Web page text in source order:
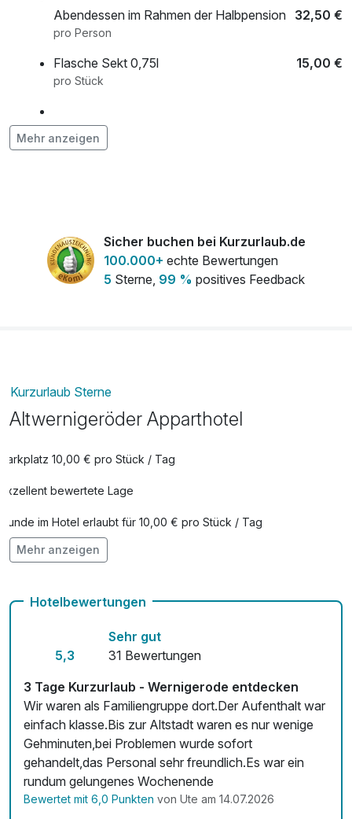
Abendessen im Rahmen der Halbpension 32,50 €
pro Person
Flasche Sekt 0,75l 15,00 €
pro Stück
Halbpension
pro Person
Mehr anzeigen
Sicher buchen bei Kurzurlaub.de
100.000+ echte Bewertungen
5 Sterne, 99 % positives Feedback
Kurzurlaub Sterne
Altwernigeröder Apparthotel
Parkplatz 10,00 € pro Stück / Tag
Exzellent bewertete Lage
Hunde im Hotel erlaubt für 10,00 € pro Stück / Tag
Kostenloses W-LAN
Mehr anzeigen
Hotelbewertungen
5,3
Sehr gut
31 Bewertungen
3 Tage Kurzurlaub - Wernigerode entdecken
Wir waren als Familiengruppe dort.Der Aufenthalt war
einfach klasse.Bis zur Altstadt waren es nur wenige
Gehminuten,bei Problemen wurde sofort
gehandelt,das Personal sehr freundlich.Es war ein
rundum gelungenes Wochenende
Bewertet mit 6,0 Punkten von Ute am 14.07.2026